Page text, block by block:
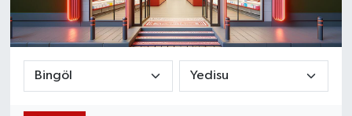
Magazin
Etkinlikler